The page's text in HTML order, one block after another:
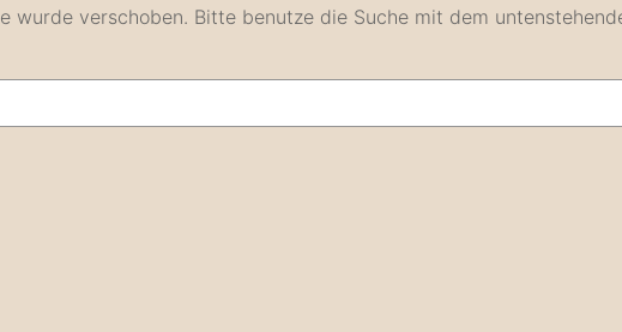
wurde verschoben. Bitte benutze die Suche mit dem